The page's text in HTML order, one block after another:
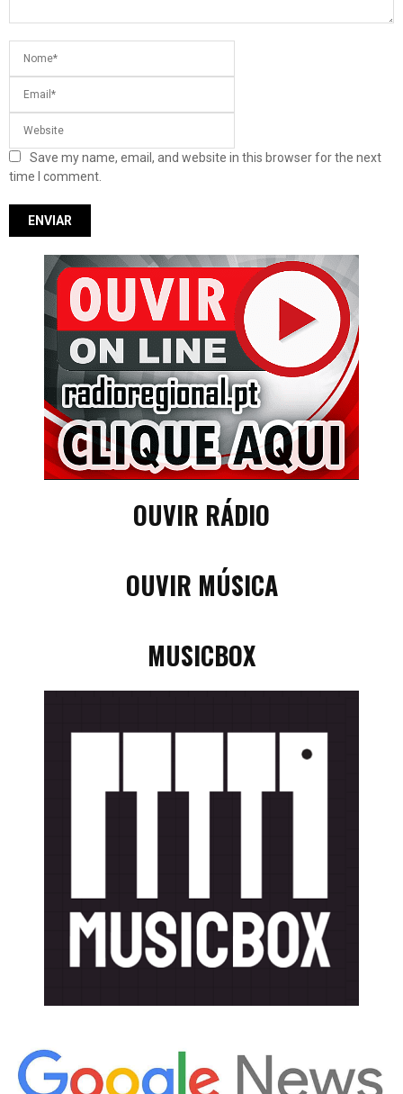
Save my name, email, and website in this browser for the next
time I comment.
OUVIR RÁDIO
OUVIR MÚSICA
MUSICBOX